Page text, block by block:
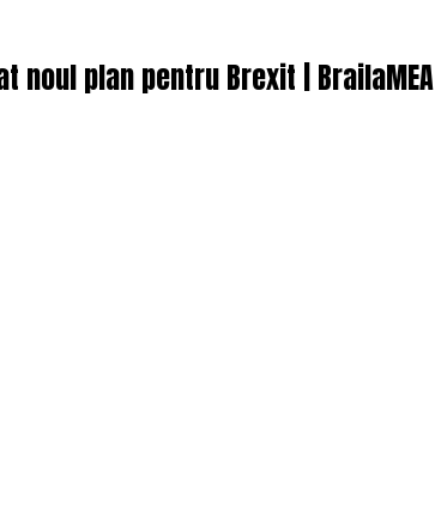
noul plan pentru Brexit | BrailaMEA